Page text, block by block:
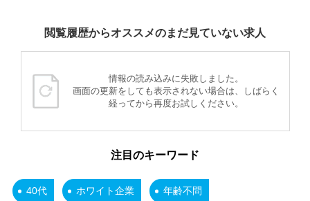
閲覧履歴からオススメのまだ見ていない求人
情報の読み込みに失敗しました。
画面の更新をしても表示されない場合は、しばらく
経ってから再度お試しください。
注目のキーワード
40代 ホワイト企業 年齢不問